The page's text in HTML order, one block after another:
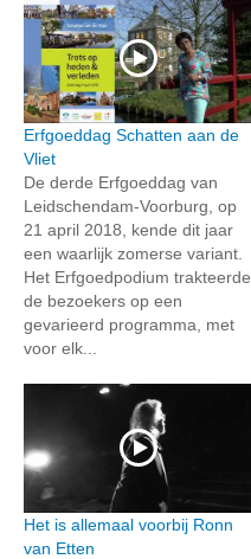
Erfgoeddag Schatten aan de
Vliet
De derde Erfgoeddag van
Leidschendam-Voorburg, op
21 april 2018, kende dit jaar
een waarlijk zomerse variant.
Het Erfgoedpodium trakteerde
de bezoekers op een
gevarieerd programma, met
voor elk...
Het is allemaal voorbij Ronn
van Etten